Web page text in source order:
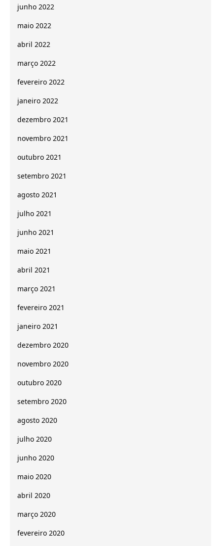
junho 2022
maio 2022
abril 2022
março 2022
fevereiro 2022
janeiro 2022
dezembro 2021
novembro 2021
outubro 2021
setembro 2021
agosto 2021
julho 2021
junho 2021
maio 2021
abril 2021
março 2021
fevereiro 2021
janeiro 2021
dezembro 2020
novembro 2020
outubro 2020
setembro 2020
agosto 2020
julho 2020
junho 2020
maio 2020
abril 2020
março 2020
fevereiro 2020